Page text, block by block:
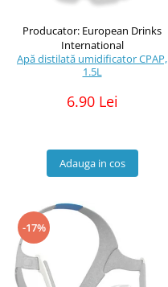
Producator: European Drinks
International
Apă distilată umidificator CPAP,
1.5L
6.90 Lei
Adauga in cos
-17%